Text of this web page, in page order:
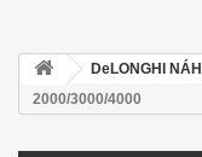
DeLONGHI
2000/3000/4000